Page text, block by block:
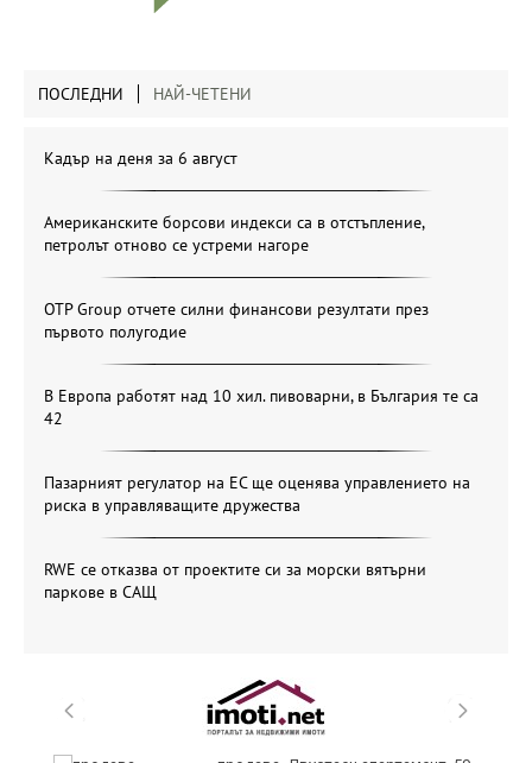
ПОСЛЕДНИ НАЙ-ЧЕТЕНИ
Кадър на деня за 6 август
Американските борсови индекси са в отстъпление,
петролът отново се устреми нагоре
OTP Group отчете силни финансови резултати през
първото полугодие
В Европа работят над 10 хил. пивоварни, в България те са
42
Пазарният регулатор на ЕС ще оценява управлението на
риска в управляващите дружества
RWE се отказва от проектите си за морски вятърни
паркове в САЩ